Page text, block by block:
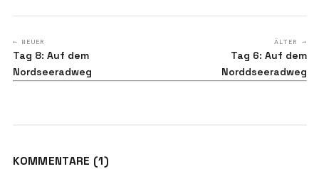
← NEUER
Tag 8: Auf dem
Nordseeradweg
ÄLTER →
Tag 6: Auf dem
Norddseeradweg
KOMMENTARE (1)